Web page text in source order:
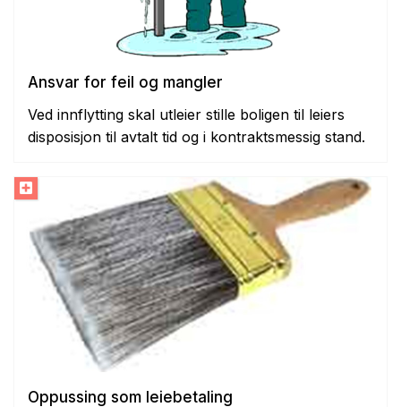
Ansvar for feil og mangler
Ved innflytting skal utleier stille boligen til leiers
disposisjon til avtalt tid og i kontraktsmessig stand.
Oppussing som leiebetaling